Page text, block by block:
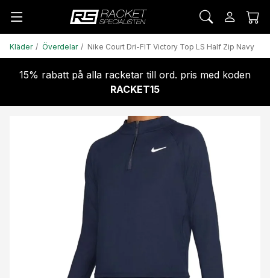
Kläder Överdelar Nike Court Dri-FIT Victory Top LS Half Zip Navy
15% rabatt på alla racketar till ord. pris med koden
RACKET15